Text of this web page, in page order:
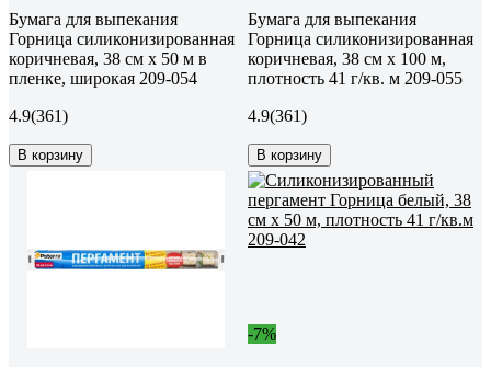
Бумага для выпекания
Горница силиконизированная
коричневая, 38 см х 50 м в
пленке, широкая 209-054
4.9(361)
В корзину
Бумага для выпекания
Горница силиконизированная
коричневая, 38 см х 100 м,
плотность 41 г/кв. м 209-055
4.9(361)
В корзину
-7%